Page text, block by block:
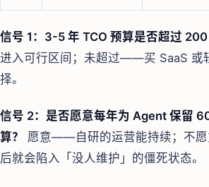
信号 1：3-5 年 TCO 预算是否超过 200
进入可行区间；未超过——买 SaaS 或
择。
信号 2：是否愿意每年为 Agent 保留
算？
愿意——自研的运营能持续；不
后就会陷入「没人维护」的僵死状态。